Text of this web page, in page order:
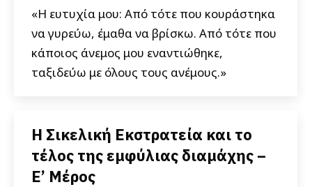
«Η ευτυχία μου: Από τότε που κουράστηκα
να γυρεύω, έμαθα να βρίσκω. Από τότε που
κάποιος άνεμος μου εναντιώθηκε,
ταξιδεύω με όλους τους ανέμους.»
Η Σικελική Εκστρατεία και το
τέλος της εμφύλιας διαμάχης –
E’ Μέρος